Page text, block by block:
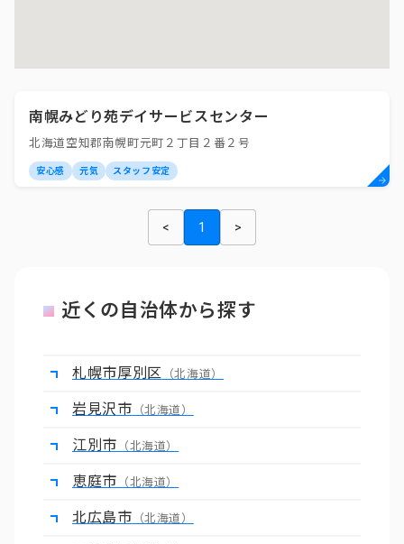
南幌みどり苑デイサービスセンター
北海道空知郡南幌町元町２丁目２番２号
安心感 元気 スタッフ安定
< 1 >
近くの自治体から探す
札幌市厚別区 （北海道）
岩見沢市 （北海道）
江別市 （北海道）
恵庭市 （北海道）
北広島市 （北海道）